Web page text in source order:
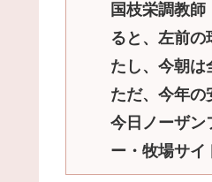
国枝栄調教
ると、左前
たし、今朝は
ただ、今年の
今日ノーザン
ー・牧場サイ